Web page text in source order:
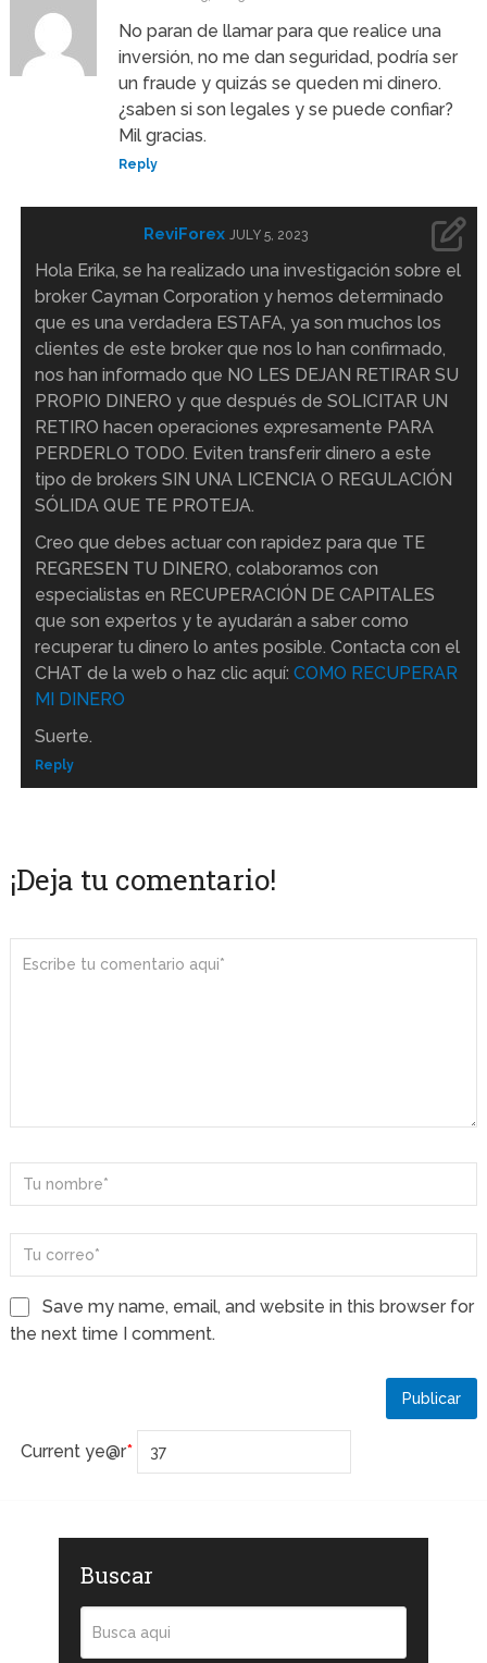
No paran de llamar para que realice una
inversión, no me dan seguridad, podría ser
un fraude y quizás se queden mi dinero.
¿saben si son legales y se puede confiar?
Mil gracias.
Reply
ReviForex JULY 5, 2023
Hola Erika, se ha realizado una investigación sobre el
broker Cayman Corporation y hemos determinado
que es una verdadera ESTAFA, ya son muchos los
clientes de este broker que nos lo han confirmado,
nos han informado que NO LES DEJAN RETIRAR SU
PROPIO DINERO y que después de SOLICITAR UN
RETIRO hacen operaciones expresamente PARA
PERDERLO TODO. Eviten transferir dinero a este
tipo de brokers SIN UNA LICENCIA O REGULACIÓN
SÓLIDA QUE TE PROTEJA.
Creo que debes actuar con rapidez para que TE
REGRESEN TU DINERO, colaboramos con
especialistas en RECUPERACIÓN DE CAPITALES
que son expertos y te ayudarán a saber como
recuperar tu dinero lo antes posible. Contacta con el
CHAT de la web o haz clic aquí: COMO RECUPERAR
MI DINERO
Suerte.
Reply
¡Deja tu comentario!
Save my name, email, and website in this browser for
the next time I comment.
Current ye@r*
Buscar